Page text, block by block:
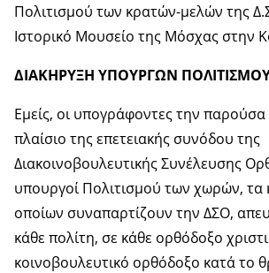
Πολιτισμού των κρατών-μελών της
Ιστορικό Μουσείο της Μόσχας στην
ΔΙΑΚΗΡΥΞΗ ΥΠΟΥΡΓΩΝ
Εμείς, οι υπογράφοντες την
πλαίσιο της επετειακής συνόδου της
Διακοινοβουλευτικής Συνέλευσης
υπουργοί Πολιτισμού των χωρών, τα
οποίων συναπαρτίζουν την ΔΣΟ,
κάθε πολίτη, σε κάθε ορθόδοξο
κοινοβουλευτικό ορθόδοξο κατά το